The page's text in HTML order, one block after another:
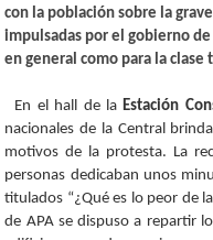
con la población sobre la
impulsadas por el gobierno
en general como para la clase
En el hall de laEstación
nacionales de la Central
motivos de la protesta. La
personas dedicaban unos
titulados “¿Qué es lo peor de
de APA se dispuso a repartir